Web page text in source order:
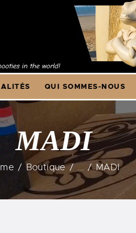
QUI SOMMES-NOUS
MADI
Boutique ... MADI
NOUS
& F.A.Q.